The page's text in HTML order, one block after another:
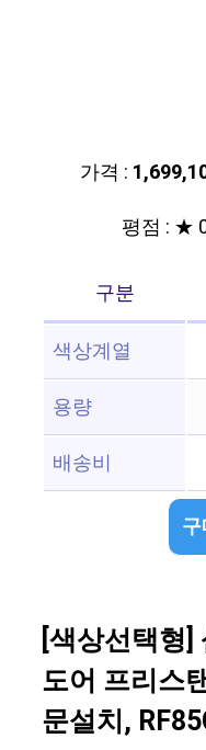
가격 :
평점 : ★
구분
색상계열
용량
배송비
[색상선택형
도어 프리스
문설치,